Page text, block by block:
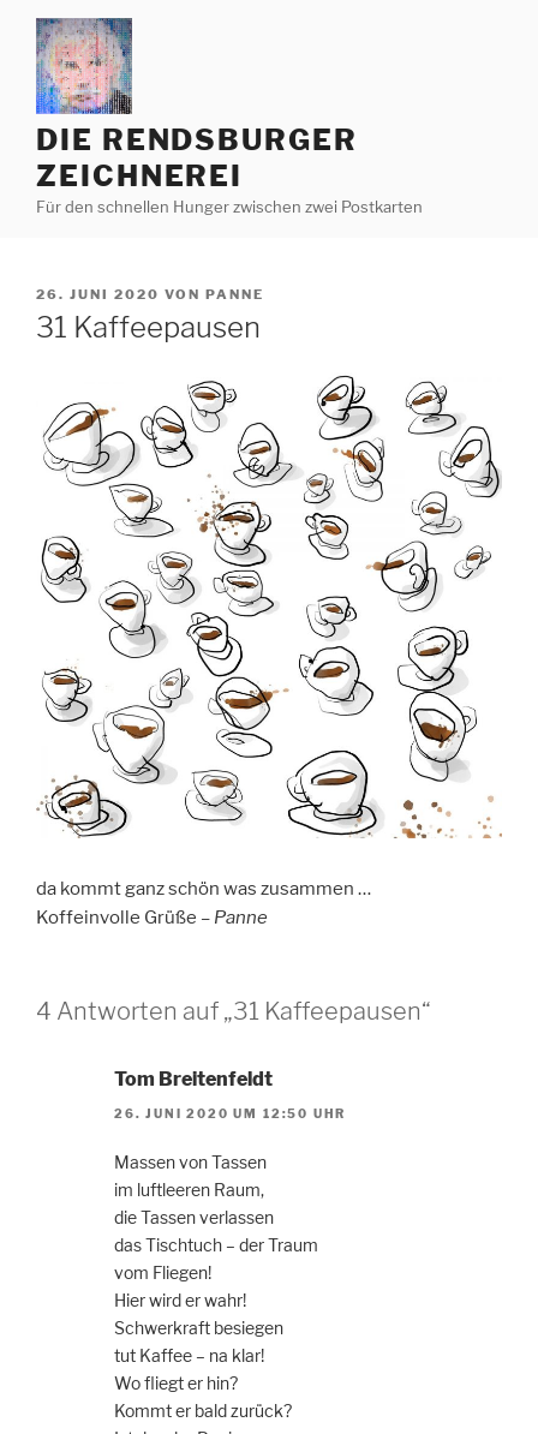
Zum
Inhalt
springen
DIE RENDSBURGER
ZEICHNEREI
Für den schnellen Hunger zwischen zwei Postkarten
VERÖFFENTLICHT
AM
26. JUNI 2020 VON PANNE
31 Kaffeepausen
da kommt ganz schön was zusammen …
Koffeinvolle Grüße – Panne
4 Antworten auf „31 Kaffeepausen“
Tom Breitenfeldt
26. JUNI 2020 UM 12:50 UHR
Massen von Tassen
im luftleeren Raum,
die Tassen verlassen
das Tischtuch – der Traum
vom Fliegen!
Hier wird er wahr!
Schwerkraft besiegen
tut Kaffee – na klar!
Wo fliegt er hin?
Kommt er bald zurück?